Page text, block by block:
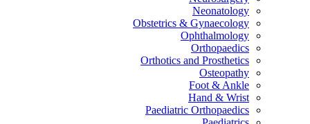
Neonatology
Obstetrics & Gynaecology
Ophthalmology
Orthopaedics
Orthotics and Prosthetics
Osteopathy
Foot & Ankle
Hand & Wrist
Paediatric Orthopaedics